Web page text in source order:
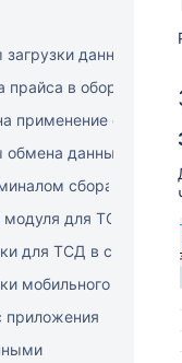
данных в
прайса в
применение скидок
обмена данными
сбора
для ТСД
для ТСД в системе
мобильного
приложения